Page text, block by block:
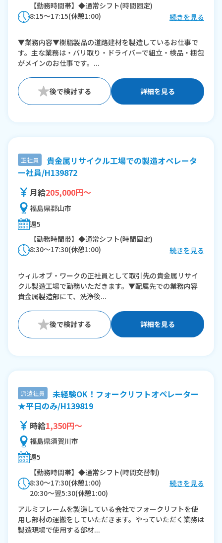
【勤務時間帯】◆通常シフト(時間固定)
8:15〜17:15(休憩1:00)
※残業：10〜30時間程度/月
続きを見る
▼業務内容▼樹脂製品の道路建材を製造しているお仕事で
す。主な業務は・バリ取り・ドライバーで組立・検品・梱包
がメインのお仕事です。...
詳細を見る
正社員
貴金属リサイクル工場での製造オペレータ
ー社員/H139872
月給205,000円～
福島県郡山市
週5
【勤務時間帯】◆通常シフト(時間固定)
8:30〜17:30(休憩1:00)
※残業：10〜20時間程度/月
続きを見る
ウィルオブ・ワークの正社員として取引先の貴金属リサイ
クル製造工場で勤務いただきます。▼配属先での業務内容
貴金属製造部にて、洗浄後...
詳細を見る
派遣社員
未経験OK！フォークリフトオペレーター
★平日のみ/H139819
時給1,350円～
福島県須賀川市
週5
【勤務時間帯】◆通常シフト(時間交替制)
8:30〜17:30(休憩1:00)
20:30〜翌5:30(休憩1:00)
※残業：25〜45時間程度/月
続きを見る
アルミフレームを製造している会社でフォークリフトを使
用し部材の運搬をしていただきます。やっていただく業務は
製造現場で使用する部材...